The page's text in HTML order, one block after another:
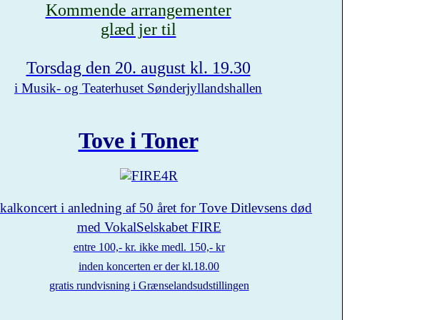
Kommende arrangementer
glæd jer til
Torsdag den 20. august kl. 19.30
i Musik- og Teaterhuset Sønderjyllandshallen
Tove i Toner
i anledning af 50 året for Tove Ditlevsens død
med VokalSelskabet FIRE
entre 100,- kr. ikke medl. 150,- kr
inden koncerten er der kl.18.00
gratis rundvisning i Grænselandsudstillingen